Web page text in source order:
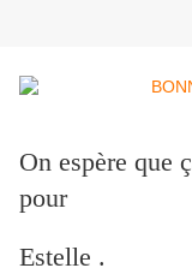
On espère que
pour
Estelle .